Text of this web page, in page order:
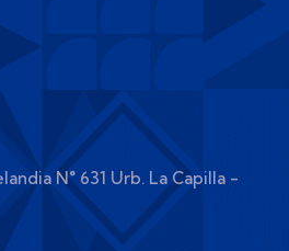
N° 631 Urb. La Capilla -